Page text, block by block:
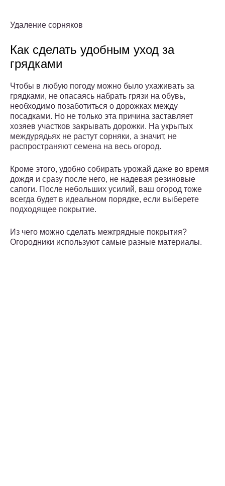
Удаление сорняков
Как сделать удобным уход за
грядками
Чтобы в любую погоду можно было ухаживать за
грядками, не опасаясь набрать грязи на обувь,
необходимо позаботиться о дорожках между
посадками. Но не только эта причина заставляет
хозяев участков закрывать дорожки. На укрытых
междурядьях не растут сорняки, а значит, не
распространяют семена на весь огород.
Кроме этого, удобно собирать урожай даже во время
дождя и сразу после него, не надевая резиновые
сапоги. После небольших усилий, ваш огород тоже
всегда будет в идеальном порядке, если выберете
подходящее покрытие.
Из чего можно сделать межгрядные покрытия?
Огородники используют самые разные материалы.